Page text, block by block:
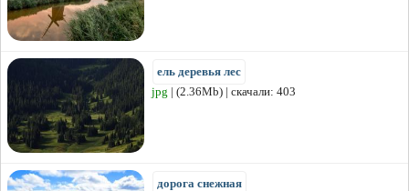
ель деревья лес
jpg | (2.36Mb) | скачали: 403
дорога снежная